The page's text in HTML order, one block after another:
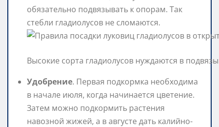
обязательно подвязывать к опорам. Так
стебли гладиолусов не сломаются.
Высокие сорта гладиолусов нуждаются в
Удобрение. Первая подкормка необходима
в начале июля, когда начинается цветение.
Затем можно подкормить растения
навозной жижей, а в августе дать калийно-